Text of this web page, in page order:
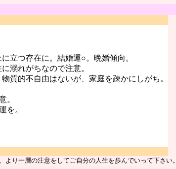
立つ存在に。結婚運○。晩婚傾向。
溺れがちなので注意。
質的不自由はないが、家庭を疎かにしがち。
。
を。
り一層の注意をしてご自分の人生を歩んでいって下さい。